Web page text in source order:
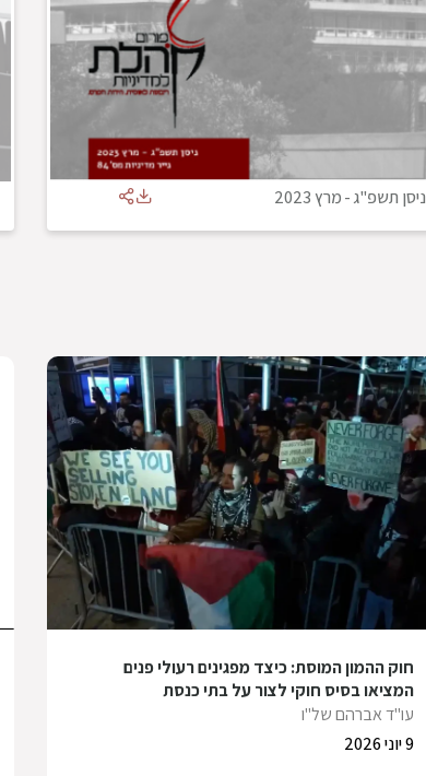
ניסן תשפ"ג-מרץ 2023
חוק ההמון המוסת: כיצד מפגינים רעולי פנים
המציאו בסיס חוקי לצור על בתי כנסת
עו"ד אברהם של"ו
9 יוני 2026